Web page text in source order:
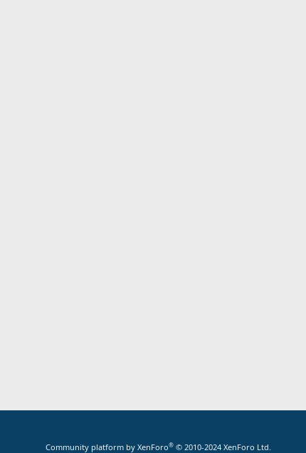
Community platform by XenForo® © 2010-2024 XenForo Ltd.